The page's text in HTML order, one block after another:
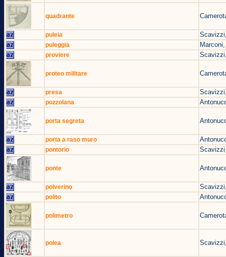
quadrante
puleia
puleggia
proviere
proteo militare
presa
pozzolana
porta segreta
porta a raso muro
pontorio
ponte
polverino
polito
polimetro
polea